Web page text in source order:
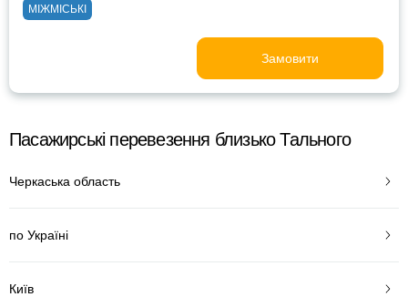
МІЖМІСЬКІ
Замовити
Пасажирські перевезення близько Тального
Черкаська область
по Україні
Київ